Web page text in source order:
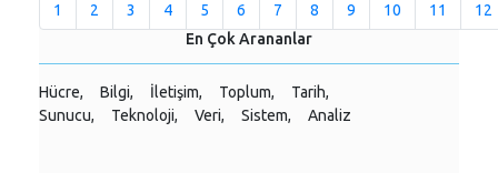
1
2 3 4 5 6 7 8 9 10 11
12
En Çok Arananlar
Hücre, Bilgi, İletişim, Toplum,
Tarih,
Sunucu,
Teknoloji, Veri, Sistem, Analiz